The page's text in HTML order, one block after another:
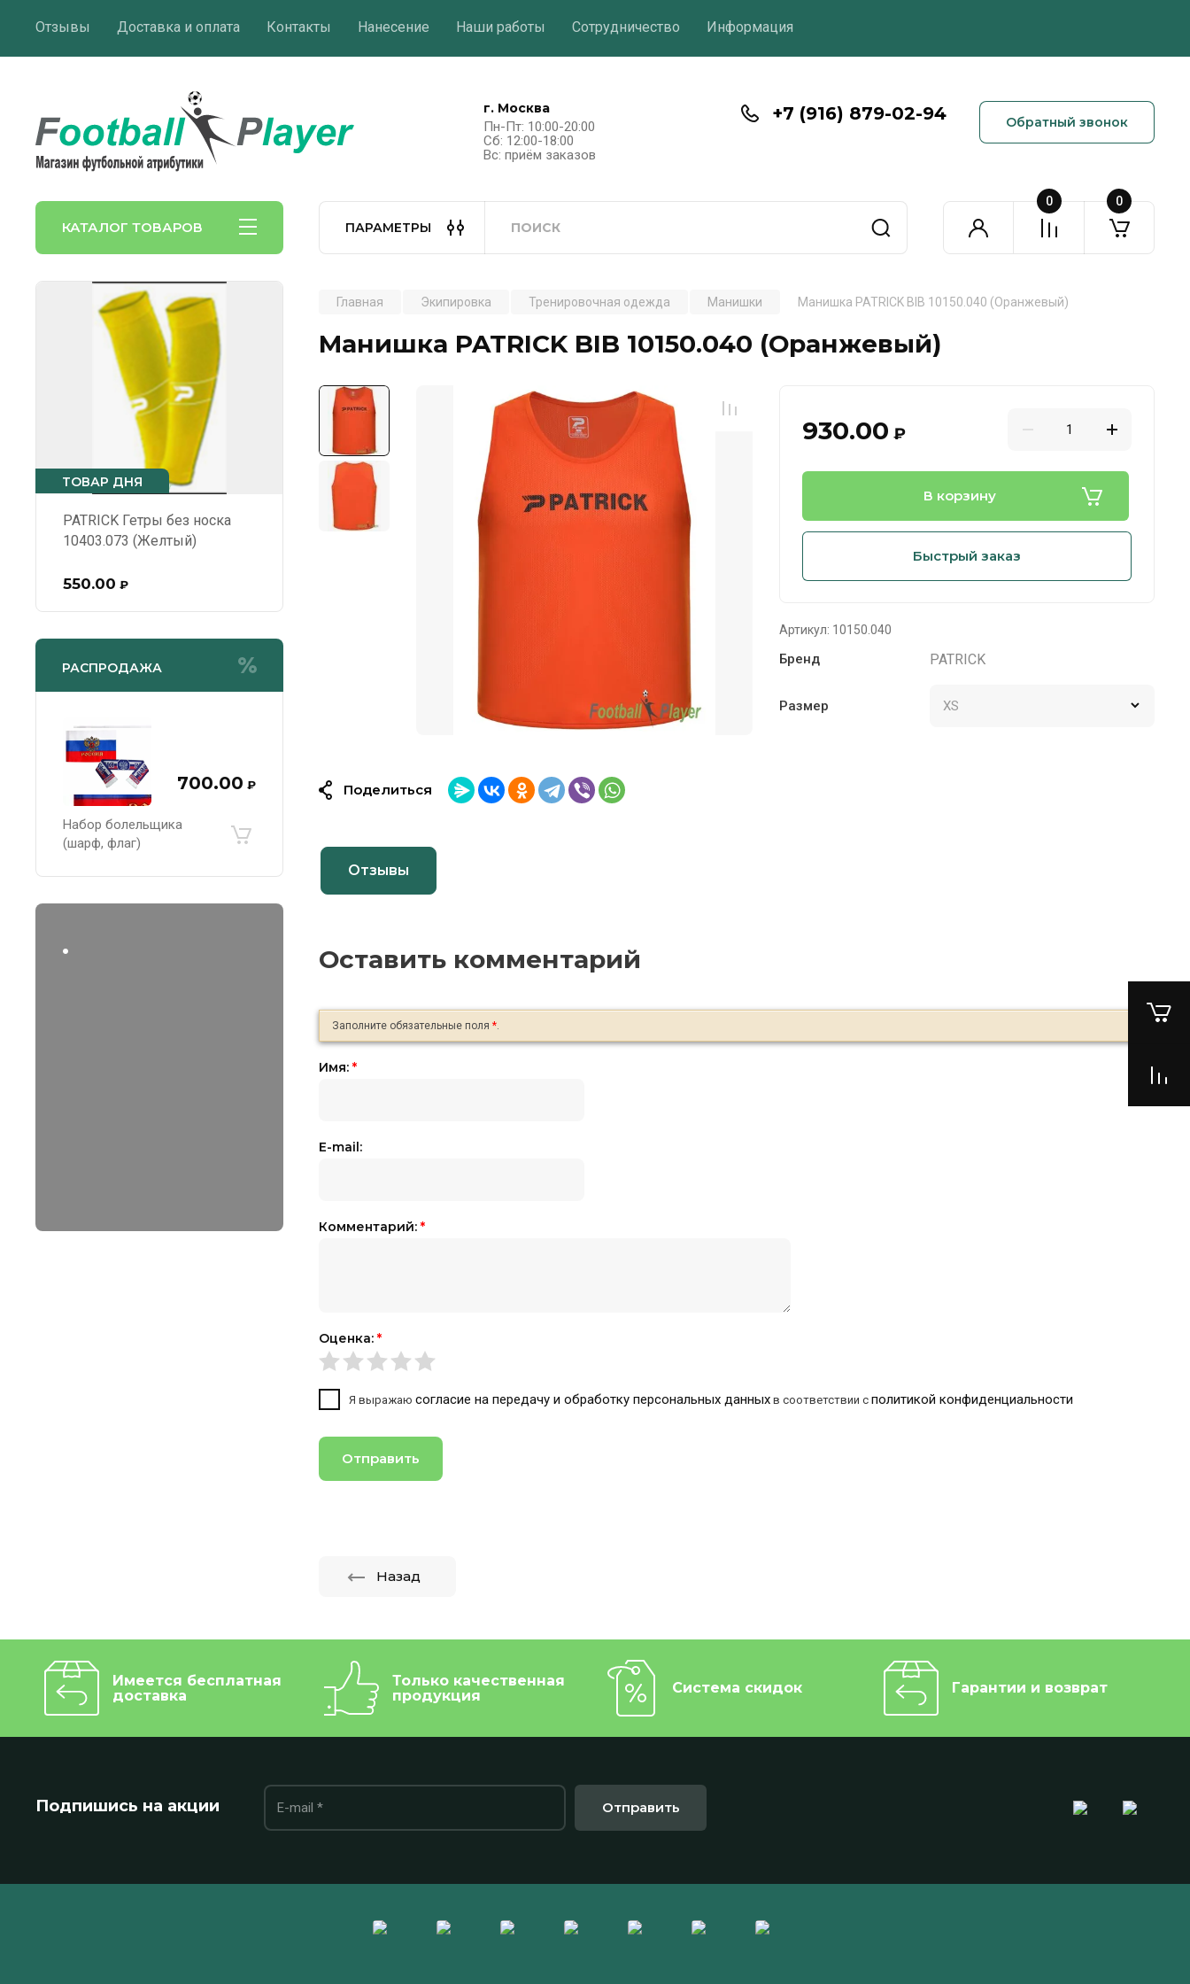
Отзывы Доставка и оплата Контакты Нанесение Наши работы Сотрудничество Информация
г. Москва
Пн-Пт: 10:00-20:00
Сб: 12:00-18:00
Вс: приём заказов
+7 (916) 879-02-94 Обратный звонок
КАТАЛОГ ТОВАРОВ ПАРАМЕТРЫ
0 0
ТОВАР ДНЯ
PATRICK Гетры без носка
10403.073 (Желтый)
550.00 ₽
РАСПРОДАЖА
700.00 ₽
Набор болельщика
(шарф, флаг)
.
Главная Экипировка Тренировочная одежда Манишки Манишка PATRICK BIB 10150.040 (Оранжевый)
Манишка PATRICK BIB 10150.040 (Оранжевый)
930.00 ₽
В корзину
Быстрый заказ
Артикул: 10150.040
Бренд PATRICK
Размер
Поделиться
Отзывы
Оставить комментарий
Заполните обязательные поля *
Имя: *
E-mail:
Комментарий: *
Оценка: *
Я выражаю согласие на передачу и обработку персональных данных в соответствии с политикой конфиденциальности
Отправить
Назад
Имеется бесплатная
доставка
Только качественная
продукция
Система скидок Гарантии и возврат
Подпишись на акции Отправить